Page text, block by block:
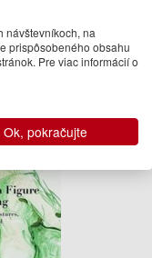
návštevníkoch, na
prispôsobeného obsahu
Pre viac informácií o
Ok, pokračujte